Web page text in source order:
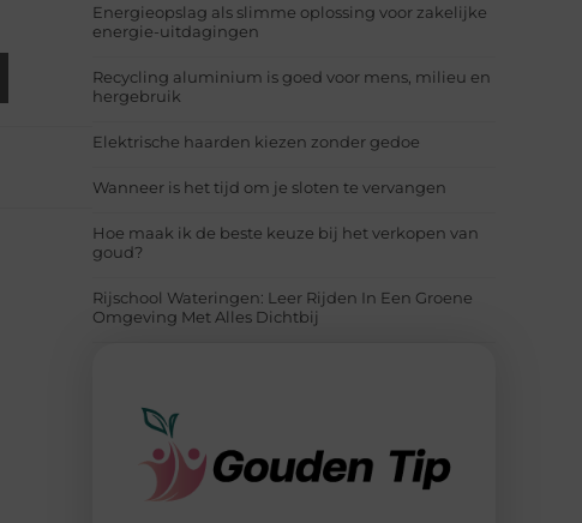
Energieopslag als slimme oplossing voor zakelijke
energie-uitdagingen
Recycling aluminium is goed voor mens, milieu en
hergebruik
Elektrische haarden kiezen zonder gedoe
Wanneer is het tijd om je sloten te vervangen
Hoe maak ik de beste keuze bij het verkopen van
goud?
Rijschool Wateringen: Leer Rijden In Een Groene
Omgeving Met Alles Dichtbij